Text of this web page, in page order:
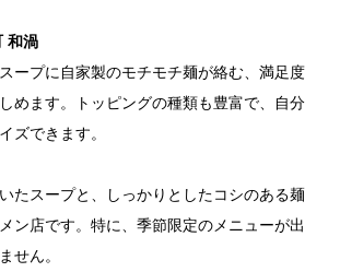
和渦
ープに自家製のモチモチ麺が絡む、満足度
めます。トッピングの種類も豊富で、自分
ズできます。
たスープと、しっかりとしたコシのある麺
ン店です。特に、季節限定のメニューが出
せん。